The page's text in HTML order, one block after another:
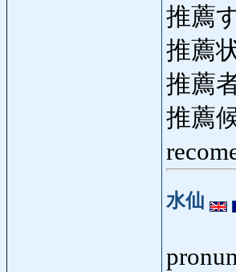
推薦
推薦
推薦
推薦
水仙